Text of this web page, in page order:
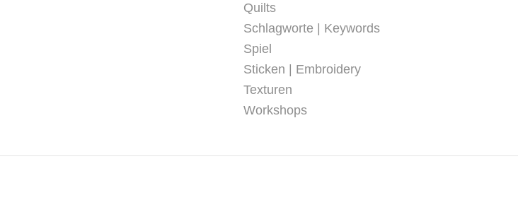
Quilts
Schlagworte | Keywords
Spiel
Sticken | Embroidery
Texturen
Workshops